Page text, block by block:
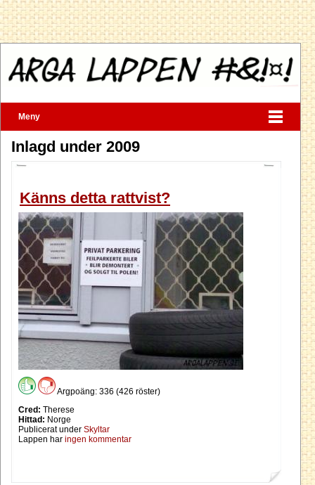
Meny
Inlagd under 2009
Känns detta rattvist?
Argpoäng: 336 (426 röster)
Cred: Therese
Hittad: Norge
Publicerat under Skyltar
Lappen har ingen kommentar